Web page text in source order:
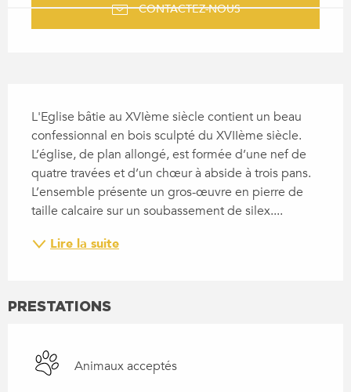
CONTACTEZ-NOUS
L'Eglise bâtie au XVIème siècle contient un beau
confessionnal en bois sculpté du XVIIème siècle.
L’église, de plan allongé, est formée d’une nef de
quatre travées et d’un chœur à abside à trois pans.
L’ensemble présente un gros-œuvre en pierre de
taille calcaire sur un soubassement de silex....
Lire la suite
PRESTATIONS
Animaux acceptés